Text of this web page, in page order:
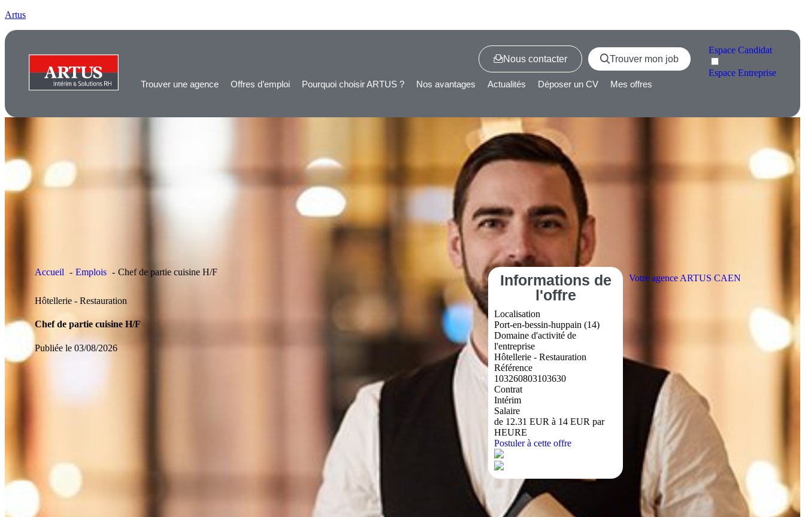
Artus
Nous contacter Trouver mon job
EspaceCandidat
EspaceEntreprise
Trouver une agence
Offres d’emploi Pourquoi choisir ARTUS ? Nos avantages Actualités Déposer un CV Mes offres
Accueil Emplois Chef de partie cuisine H/F
Hôtellerie - Restauration
Chef de partie cuisine H/F
Publiée le 03/08/2026
Informations de
l'offre
Localisation
Port-en-bessin-huppain (14)
Domaine d'activité de
l'entreprise
Hôtellerie - Restauration
Référence
103260803103630
Contrat
Intérim
Salaire
de 12.31 EUR à 14 EUR par
HEURE
Postuler à cette offre
Votre agence ARTUS CAEN